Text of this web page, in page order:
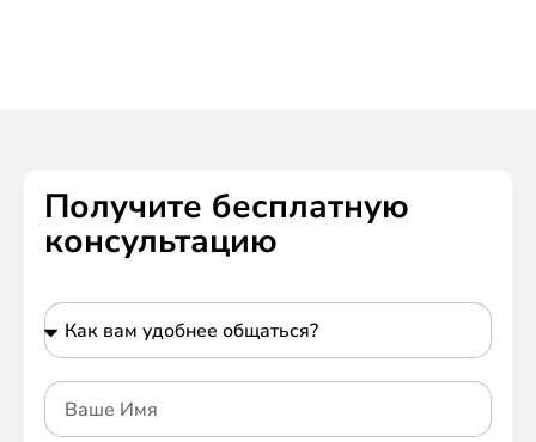
Получите бесплатную
консультацию